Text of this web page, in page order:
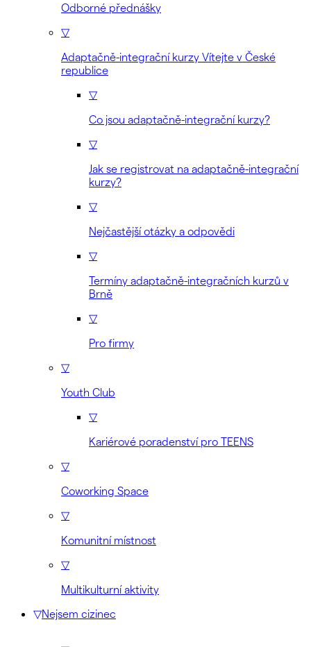
Odborné přednášky
▽
Adaptačně-integrační kurzy Vítejte v České
republice
▽
Co jsou adaptačně-integrační kurzy?
▽
Jak se registrovat na adaptačně-integrační
kurzy?
▽
Nejčastější otázky a odpovědi
▽
Termíny adaptačně-integračních kurzů v
Brně
▽
Pro firmy
▽
Youth Club
▽
Kariérové poradenství pro TEENS
▽
Coworking Space
▽
Komunitní místnost
▽
Multikulturní aktivity
▽Nejsem cizinec